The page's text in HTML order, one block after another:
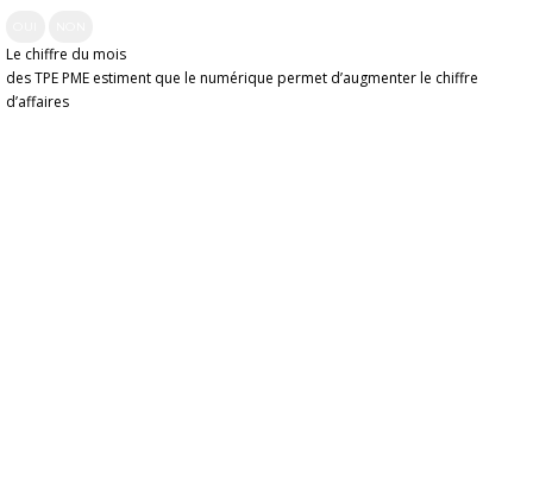
Le chiffre du mois
des TPE PME estiment que le numérique permet d’augmenter le chiffre
d’affaires